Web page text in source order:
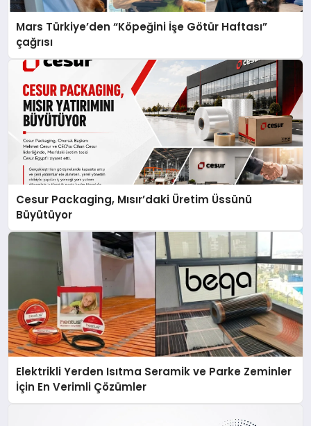
Mars Türkiye’den “Köpeğini İşe Götür Haftası”
çağrısı
Cesur Packaging, Mısır’daki Üretim Üssünü
Büyütüyor
Elektrikli Yerden Isıtma Seramik ve Parke Zeminler
İçin En Verimli Çözümler